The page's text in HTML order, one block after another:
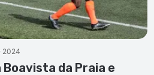
2024
da Praia e